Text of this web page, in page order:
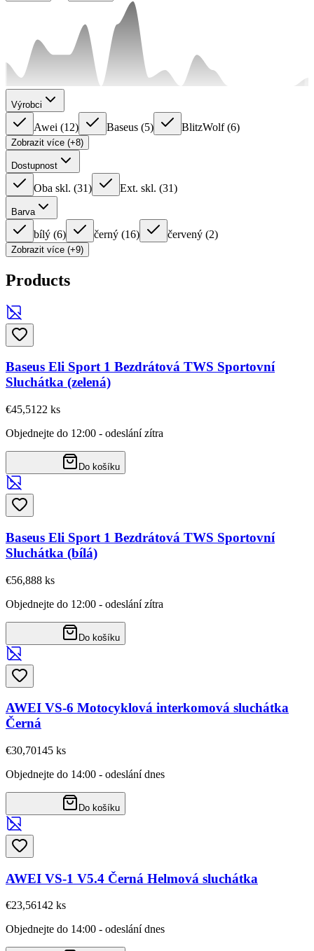
Výrobci
Awei (12) Baseus (5) BlitzWolf (6)
Zobrazit více (+8)
Dostupnost
Oba skl. (31) Ext. skl. (31)
Barva
bílý (6) černý (16) červený (2)
Zobrazit více (+9)
Products
Baseus Eli Sport 1 Bezdrátová TWS Sportovní
Sluchátka (zelená)
€45,51 22 ks
Objednejte do 12:00 - odeslání zítra
Do košíku
Baseus Eli Sport 1 Bezdrátová TWS Sportovní
Sluchátka (bílá)
€56,888 ks
Objednejte do 12:00 - odeslání zítra
Do košíku
AWEI VS-6 Motocyklová interkomová sluchátka
Černá
€30,70145 ks
Objednejte do 14:00 - odeslání dnes
Do košíku
AWEI VS-1 V5.4 Černá Helmová sluchátka
€23,56142 ks
Objednejte do 14:00 - odeslání dnes